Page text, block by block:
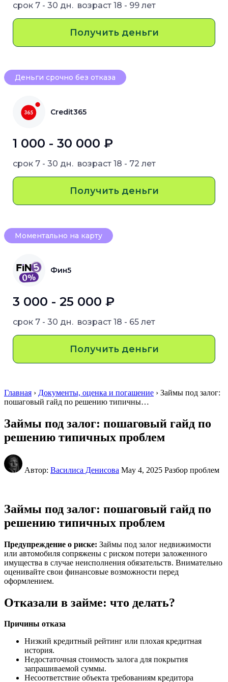
срок 7 - 30 дн. возраст 18 - 99 лет
Получить деньги
Деньги срочно без отказа
Credit365
1 000 - 30 000 ₽
срок 7 - 30 дн. возраст 18 - 72 лет
Получить деньги
Моментально на карту
Фин5
3 000 - 25 000 ₽
срок 7 - 30 дн. возраст 18 - 65 лет
Получить деньги
Главная › Документы, оценка и погашение › Займы под залог:
пошаговый гайд по решению типичны…
Займы под залог: пошаговый гайд по
решению типичных проблем
Автор: Василиса Денисова May 4, 2025 Разбор проблем
Займы под залог: пошаговый гайд по
решению типичных проблем
Предупреждение о риске: Займы под залог недвижимости
или автомобиля сопряжены с риском потери заложенного
имущества в случае неисполнения обязательств. Внимательно
оценивайте свои финансовые возможности перед
оформлением.
Отказали в займе: что делать?
Причины отказа
Низкий кредитный рейтинг или плохая кредитная
история.
Недостаточная стоимость залога для покрытия
запрашиваемой суммы.
Несоответствие объекта требованиям кредитора